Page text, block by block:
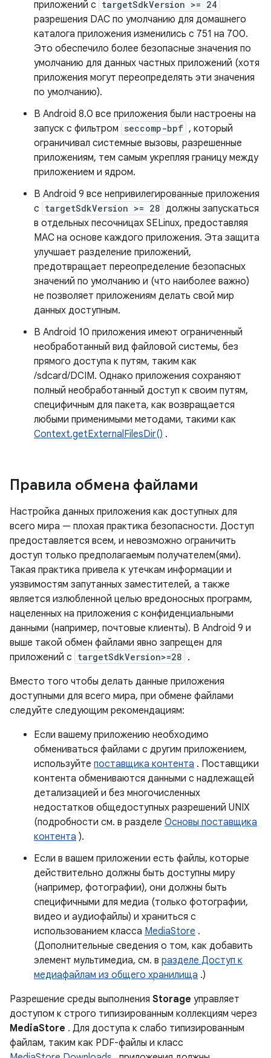
приложений с targetSdkVersion >= 24
разрешения DAC по умолчанию для домашнего
каталога приложения изменились с 751 на 700.
Это обеспечило более безопасные значения по
умолчанию для данных частных приложений (хотя
приложения могут переопределять эти значения
по умолчанию).
В Android 8.0 все приложения были настроены на
запуск с фильтром seccomp-bpf , который
ограничивал системные вызовы, разрешенные
приложениям, тем самым укрепляя границу между
приложением и ядром.
В Android 9 все непривилегированные приложения
с targetSdkVersion >= 28 должны запускаться
в отдельных песочницах SELinux, предоставляя
MAC на основе каждого приложения. Эта защита
улучшает разделение приложений,
предотвращает переопределение безопасных
значений по умолчанию и (что наиболее важно)
не позволяет приложениям делать свой мир
данных доступным.
В Android 10 приложения имеют ограниченный
необработанный вид файловой системы, без
прямого доступа к путям, таким как
/sdcard/DCIM. Однако приложения сохраняют
полный необработанный доступ к своим путям,
специфичным для пакета, как возвращается
любыми применимыми методами, такими как
Context.getExternalFilesDir() .
Правила обмена файлами
Настройка данных приложения как доступных для
всего мира — плохая практика безопасности. Доступ
предоставляется всем, и невозможно ограничить
доступ только предполагаемым получателем(ями).
Такая практика привела к утечкам информации и
уязвимостям запутанных заместителей, а также
является излюбленной целью вредоносных программ,
нацеленных на приложения с конфиденциальными
данными (например, почтовые клиенты). В Android 9 и
выше такой обмен файлами явно запрещен для
приложений с targetSdkVersion>=28 .
Вместо того чтобы делать данные приложения
доступными для всего мира, при обмене файлами
следуйте следующим рекомендациям:
Если вашему приложению необходимо
обмениваться файлами с другим приложением,
используйте поставщика контента . Поставщики
контента обмениваются данными с надлежащей
детализацией и без многочисленных
недостатков общедоступных разрешений UNIX
(подробности см. в разделе Основы поставщика
контента ).
Если в вашем приложении есть файлы, которые
действительно должны быть доступны миру
(например, фотографии), они должны быть
специфичными для медиа (только фотографии,
видео и аудиофайлы) и храниться с
использованием класса MediaStore .
(Дополнительные сведения о том, как добавить
элемент мультимедиа, см. в разделе Доступ к
медиафайлам из общего хранилища .)
Разрешение среды выполнения Storage управляет
доступом к строго типизированным коллекциям через
MediaStore . Для доступа к слабо типизированным
файлам, таким как PDF-файлы и класс